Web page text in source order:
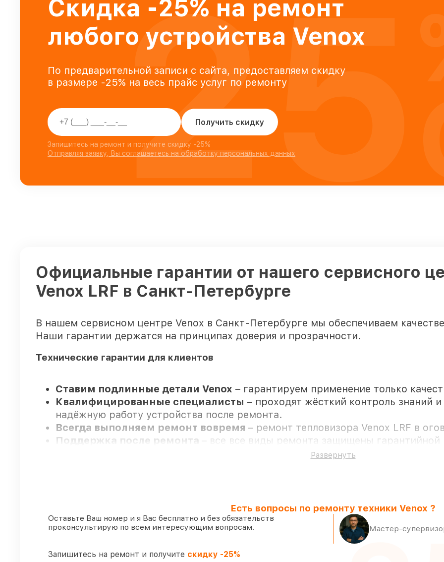
Скидка -25% на ремонт
любого устройства Venox
По предварительной записи с сайта, предоставляем скидку
в размере -25% на весь прайс услуг по ремонту
Получить скидку
Запишитесь на ремонт и получите скидку -25%
Отправляя заявку, Вы соглашаетесь на обработку персональных данных
25
Официальные гарантии от нашего сервисного
Venox LRF в Санкт-Петербурге
В нашем сервисном центре Venox в Санкт-Петербурге мы обеспечиваем
Наши гарантии держатся на принципах доверия и прозрачности.
Технические гарантии для клиентов
Ставим подлинные детали Venox – гарантируем применение только
Квалифицированные специалисты – проходят жёсткий контроль знаний
надёжную работу устройства после ремонта.
Всегда выполняем ремонт вовремя – ремонт тепловизора Venox LRF в
Поддержка после ремонта
– все все виды ремонта защищены
работ проводим в присутствии клиента
90%комплектующих Venox есть в наличии в мастерской или на складе в
оперативно
– под любые запросы
85%починок выполняются в тот же день, после приёма тепловизора
Развернуть
Есть вопросы по ремонту техники Venox ?
Оставьте Ваш номер и я Вас бесплатно и без обязательств
проконсультирую по всем интересующим вопросам.
Мастер-
Запишитесь на ремонт и получите скидку -25%